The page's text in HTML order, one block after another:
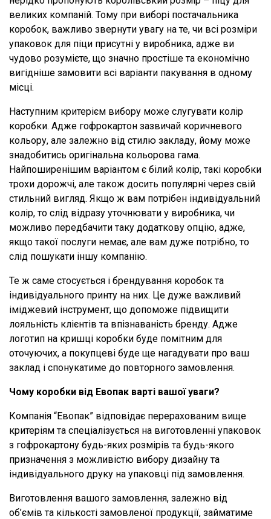
великих компаній. Тому при виборі постачальника
коробок, важливо звернути увагу на те, чи всі розміри
упаковок для піци присутні у виробника, адже ви
чудово розумієте, що значно простіше та економічно
вигідніше замовити всі варіанти пакування в одному
місці.
Наступним критерієм вибору може слугувати колір
коробки. Адже гофрокартон зазвичай коричневого
кольору, але залежно від стилю закладу, йому може
знадобитись оригінальна кольорова гама.
Найпоширенішим варіантом є білий колір, такі коробки
трохи дорожчі, але також досить популярні через свій
стильний вигляд. Якщо ж вам потрібен індивідуальний
колір, то слід відразу уточнювати у виробника, чи
можливо передбачити таку додаткову опцію, адже,
якщо такої послуги немає, але вам дуже потрібно, то
слід пошукати іншу компанію.
Те ж саме стосується і брендування коробок та
індивідуального принту на них. Це дуже важливий
іміджевий інструмент, що допоможе підвищити
лояльність клієнтів та впізнаваність бренду. Адже
логотип на кришці коробки буде помітним для
оточуючих, а покупцеві буде ще нагадувати про ваш
заклад і спонукатиме до повторного замовлення.
Чому коробки від Евопак варті вашої уваги?
Компанія “Евопак” відповідає перерахованим вище
критеріям та спеціалізується на виготовленні упаковок
з гофрокартону будь-яких розмірів та будь-якого
призначення з можливістю вибору дизайну та
індивідуального друку на упаковці під замовлення.
Виготовлення вашого замовлення, залежно від
об’ємів та кількості замовленої продукції, займатиме